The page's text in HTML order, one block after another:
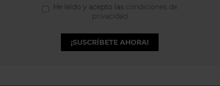
He leído y acepto las condiciones de
privacidad
¡SUSCRÍBETE AHORA!